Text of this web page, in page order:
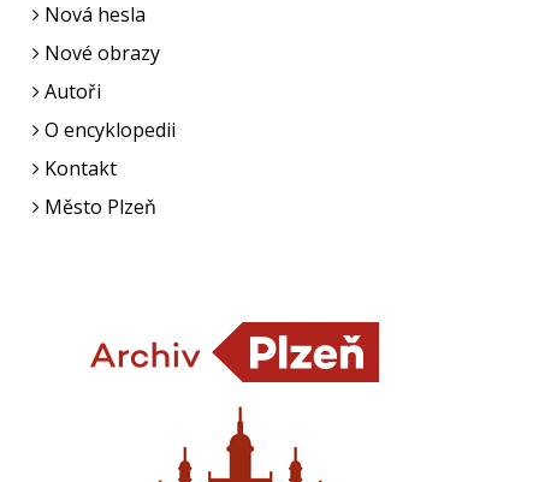
Nová hesla
Nové obrazy
Autoři
O encyklopedii
Kontakt
Město Plzeň